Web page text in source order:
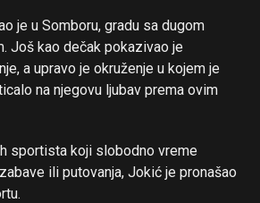
je u Somboru, gradu sa dugom
Još kao dečak pokazivao je
a upravo je okruženje u kojem je
na njegovu ljubav prema ovim
sportista koji slobodno vreme
ili putovanja, Jokić je pronašao